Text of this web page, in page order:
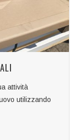
attività
utilizzando